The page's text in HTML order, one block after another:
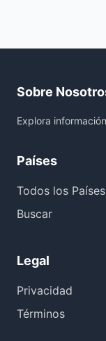
Sobre
Explora
Países
Todos los Países
Buscar
Legal
Privacidad
Términos